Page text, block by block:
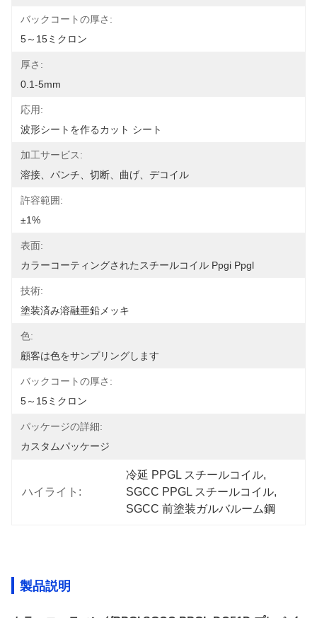
バックコートの厚さ:
5～15ミクロン
厚さ:
0.1-5mm
応用:
波形シートを作るカット シート
加工サービス:
溶接、パンチ、切断、曲げ、デコイル
許容範囲:
±1%
表面:
カラーコーティングされたスチールコイル Ppgi Ppgl
技術:
塗装済み溶融亜鉛メッキ
色:
顧客は色をサンプリングします
バックコートの厚さ:
5～15ミクロン
パッケージの詳細:
カスタムパッケージ
ハイライト:
冷延 PPGL スチールコイル,
SGCC PPGL スチールコイル,
SGCC 前塗装ガルバルーム鋼
製品説明